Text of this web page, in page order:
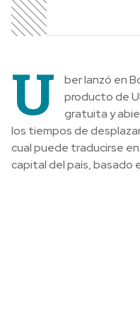
U
ber lanzó en
producto de
gratuita y
los tiempos de
cual puede traducirse
capital del país, basado